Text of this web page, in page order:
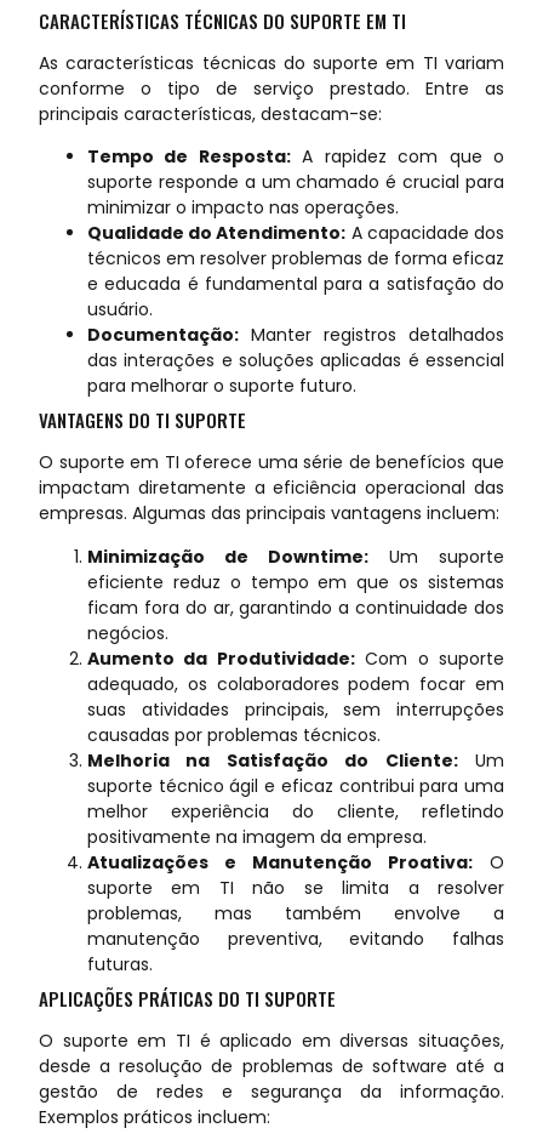
CARACTERÍSTICAS TÉCNICAS DO SUPORTE EM TI
As características técnicas do suporte em TI variam
conforme o tipo de serviço prestado. Entre as
principais características, destacam-se:
Tempo de Resposta:A rapidez com que o
suporte responde a um chamado é crucial para
minimizar o impacto nas operações.
Qualidade do Atendimento: A capacidade dos
técnicos em resolver problemas de forma eficaz
e educada é fundamental para a satisfação do
usuário.
Documentação: Manter registros detalhados
das interações e soluções aplicadas é essencial
para melhorar o suporte futuro.
VANTAGENS DO TI SUPORTE
O suporte em TI oferece uma série de benefícios que
impactam diretamente a eficiência operacional das
empresas. Algumas das principais vantagens incluem:
Minimização de Downtime: Um suporte
eficiente reduz o tempo em que os sistemas
ficam fora do ar, garantindo a continuidade dos
negócios.
Aumento da Produtividade:Com o suporte
adequado, os colaboradores podem focar em
suas atividades principais, sem interrupções
causadas por problemas técnicos.
Melhoria na Satisfação do Cliente:Um
suporte técnico ágil e eficaz contribui para uma
melhor experiência do cliente, refletindo
positivamente na imagem da empresa.
Atualizações e Manutenção Proativa: O
suporte em TI não se limita a resolver
problemas, mas também envolve a
manutenção preventiva, evitando falhas
futuras.
APLICAÇÕES PRÁTICAS DO TI SUPORTE
O suporte em TI é aplicado em diversas situações,
desde a resolução de problemas de software até a
gestão de redes e segurança da informação.
Exemplos práticos incluem: